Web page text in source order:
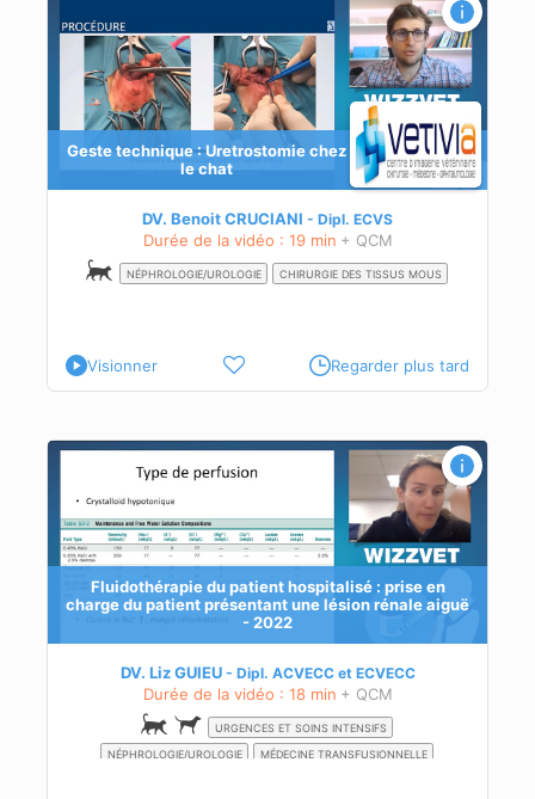
Geste technique : Uretrostomie chez
le chat
DV. Benoit CRUCIANI Dipl. ECVS
Durée de la vidéo : 19 min + QCM
NÉPHROLOGIE/UROLOGIE CHIRURGIE DES TISSUS MOUS
Visionner Regarder plus tard
Fluidothérapie du patient hospitalisé : prise en
charge du patient présentant une lésion rénale aiguë
- 2022
DV. Liz GUIEU Dipl. ACVECCet ECVECC
Durée de la vidéo : 18 min + QCM
URGENCES ET SOINS INTENSIFS
NÉPHROLOGIE/UROLOGIE
MÉDECINE TRANSFUSIONNELLE